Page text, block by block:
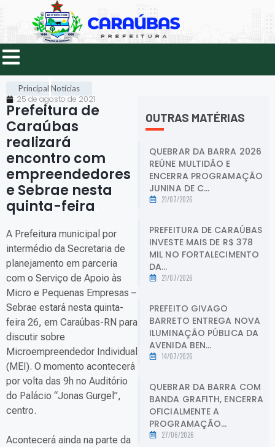
Principal Notícias
25 de agosto de 2021
Prefeitura de
Caraúbas
realizará
encontro com
empreendedores
e Sebrae nesta
quinta-feira
A Prefeitura municipal por
intermédio da Secretaria de
planejamento em parceria
com o Serviço de Apoio às
Micro e Pequenas Empresas –
Sebrae estará nesta quinta-
feira 26, em Caraúbas-RN para
discutir sobre
Microempreendedor Individual
(MEI). O momento acontecerá
por volta das 9h no Auditório
do Palácio “Jonas Gurgel”,
centro.
Acontecerá ainda na parte da
OUTRAS MATÉRIAS
QUEBRAR DA BARRA 2026
REÚNE MULTIDÃO E
ENCERRA PROGRAMAÇÃO
JUNINA DE C...
21/07/2026
PREFEITURA DE CARAÚBAS
INVESTE MAIS DE R$ 378
MIL NO FORTALECIMENTO
DA...
21/07/2026
PREFEITO GIVAGO
BARRETO ENTREGA NOVA
ILUMINAÇÃO PÚBLICA DA
AVENIDA BEN...
14/07/2026
QUEBRAR DA BARRA COM
BANDA GRAFITH, ENCERRA
OFICIALMENTE A
PROGRAMAÇÃO...
27/06/2026